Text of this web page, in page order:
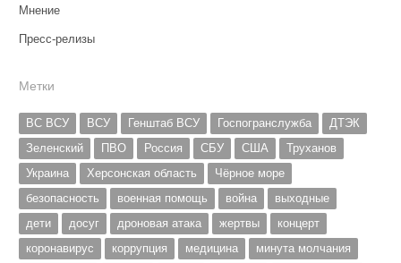
Мнение
Пресс-релизы
Метки
ВС ВСУ ВСУ Генштаб ВСУ Госпогранслужба
ДТЭК
Зеленский
ПВО Россия СБУ США
Труханов
Украина
Херсонская область
Чёрное море
безопасность
военная помощь война
выходные
дети
досуг дроновая атака жертвы
концерт
коронавирус
коррупция медицина
минута молчания